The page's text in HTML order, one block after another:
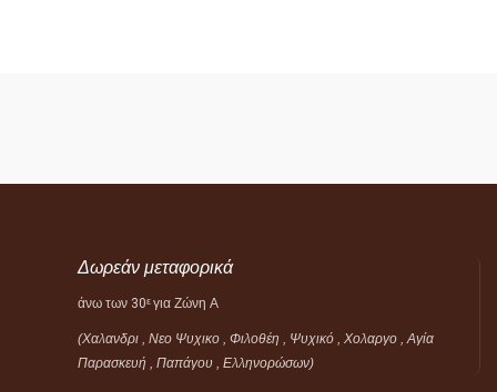
Δωρεάν μεταφορικά
άνω των 30ε για Ζώνη Α
(Χαλανδρι , Νεο Ψυχικο , Φιλοθέη , Ψυχικό ,
Χολαργο , Αγία
Παρασκευή , Παπάγου , Ελληνορώσων)